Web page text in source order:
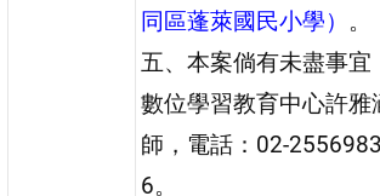
同區蓬萊國民小學） 。
五、本案倘有未盡事宜
數位學習教育中心許雅
師，電話：02-
6。